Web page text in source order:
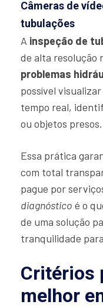
Câmeras de
tubulações
A inspeção de
de alta resolução
problemas
possível
tempo real,
ou objetos presos.
Essa prática
com total
pague por
diagnóstico é o
de uma solução
tranquilidade
Critérios
melhor